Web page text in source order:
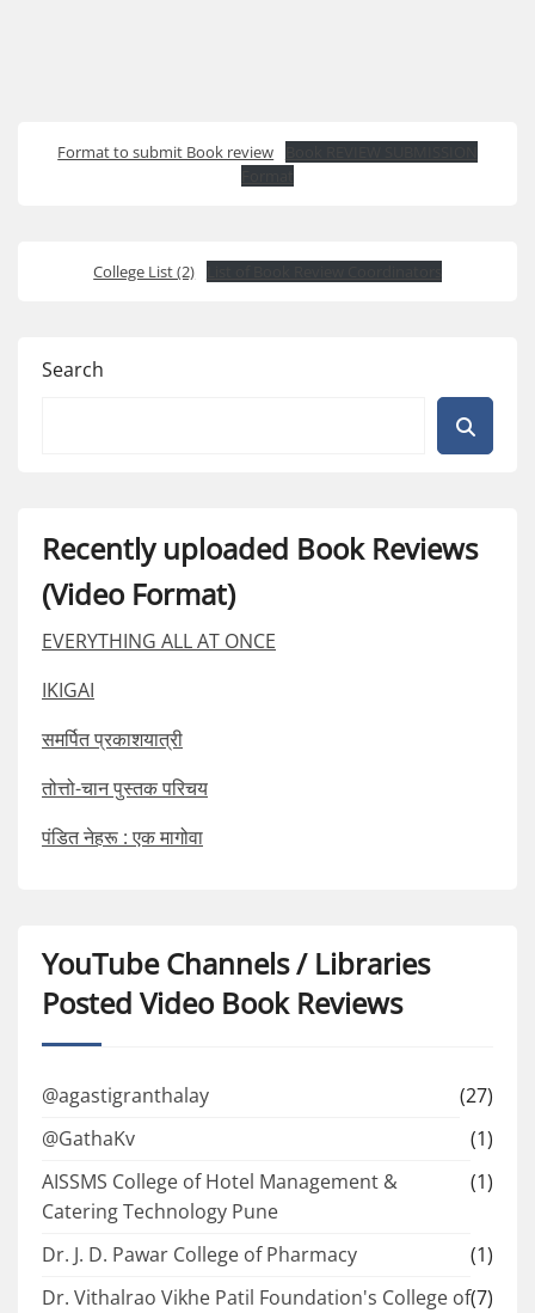
Format to submit Book review
College List (2)
Search
Recently uploaded Book Reviews
(Video Format)
EVERYTHING ALL AT ONCE
IKIGAI
समर्पित प्रकाशयात्री
तोत्तो-चान पुस्तक परिचय
पंडित नेहरू : एक मागोवा
YouTube Channels / Libraries
Posted Video Book Reviews
@agastigranthalay
(27)
@GathaKv
(1)
AISSMS College of Hotel Management &
Catering Technology Pune
(1)
Dr. J. D. Pawar College of Pharmacy
(1)
Dr. Vithalrao Vikhe Patil Foundation's College of(7)